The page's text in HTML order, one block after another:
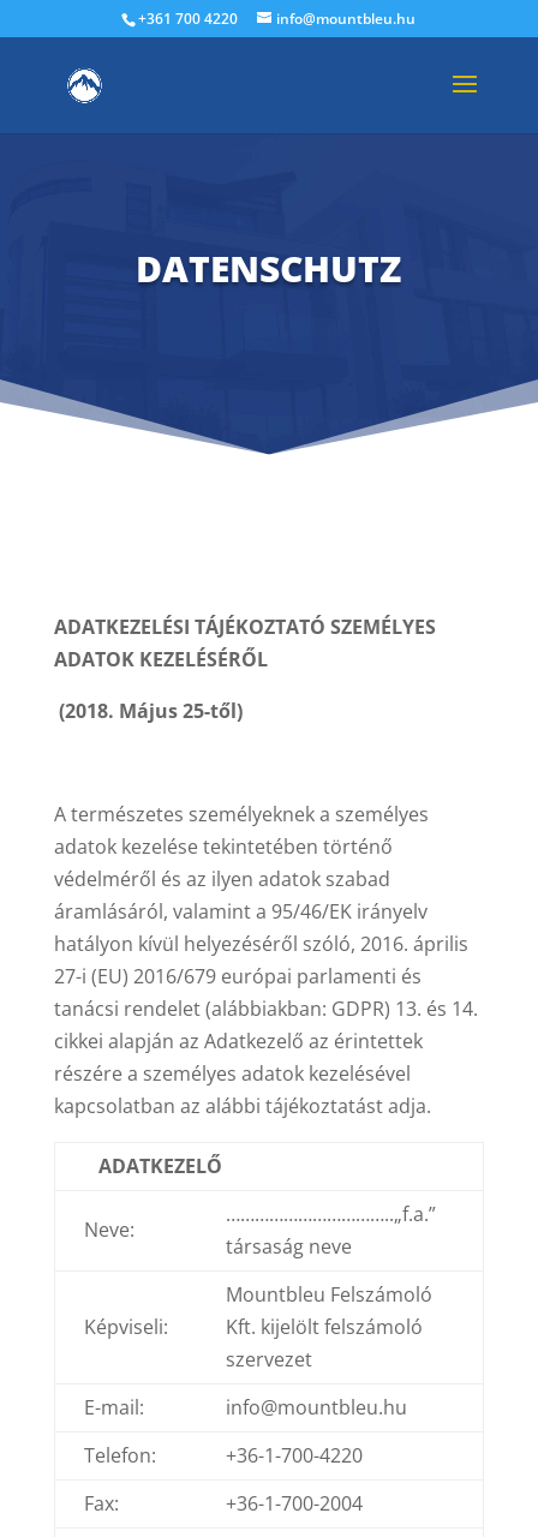
+361 700 4220 info@mountbleu.hu
DATENSCHUTZ
ADATKEZELÉSI TÁJÉKOZTATÓ SZEMÉLYES
ADATOK KEZELÉSÉRŐL
(2018. Május 25-től)
A természetes személyeknek a személyes
adatok kezelése tekintetében történő
védelméről és az ilyen adatok szabad
áramlásáról, valamint a 95/46/EK irányelv
hatályon kívül helyezéséről szóló, 2016. április
27-i (EU) 2016/679 európai parlamenti és
tanácsi rendelet (alábbiakban: GDPR) 13. és 14.
cikkei alapján az Adatkezelő az érintettek
részére a személyes adatok kezelésével
kapcsolatban az alábbi tájékoztatást adja.
ADATKEZELŐ
Neve:
……………………………..„f.a.”
társaság neve
Képviseli:
Mountbleu Felszámoló
Kft. kijelölt felszámoló
szervezet
E-mail:
info@mountbleu.hu
Telefon:
+36-1-700-4220
Fax:
+36-1-700-2004